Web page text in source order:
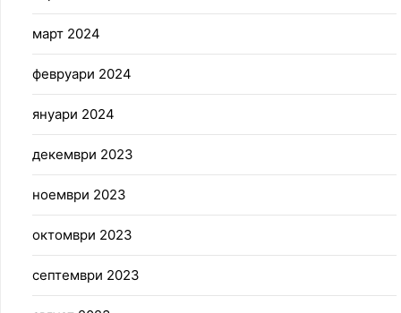
март 2024
февруари 2024
януари 2024
декември 2023
ноември 2023
октомври 2023
септември 2023